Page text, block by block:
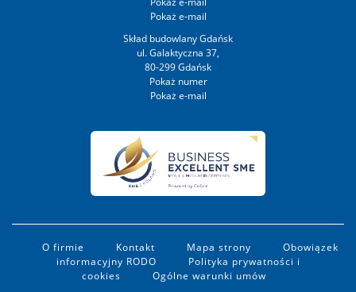
Skład budowlany Gdańsk
ul. Galaktyczna 37,
80-299 Gdańsk
O firmie Kontakt Mapa strony
Obowiązek
informacyjny RODO
Polityka prywatności i
cookies
Ogólne warunki umów